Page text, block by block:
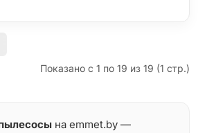
Показано с 1 по 19 из 19 (1 стр.)
на emmet.by —